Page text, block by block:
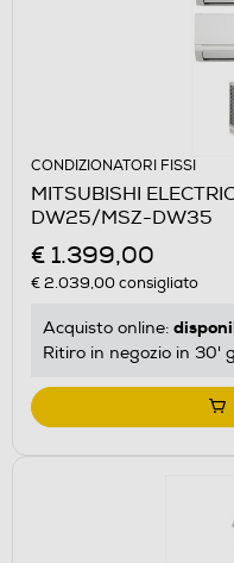
CONDIZIONATORI FISSI
MITSUBISHI ELECTRIC - Kit MXZ-2HA40/MSZ-
DW25/MSZ-DW35
€ 1.399,00
€ 2.039,00consigliato
Acquisto online:
Ritiro in negozio in 30'